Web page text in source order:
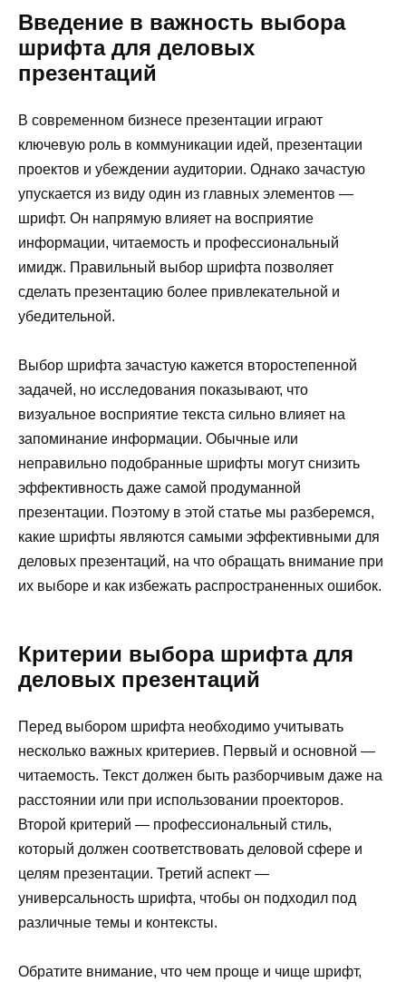
Введение в важность выбора
шрифта для деловых
презентаций
В современном бизнесе презентации играют
ключевую роль в коммуникации идей, презентации
проектов и убеждении аудитории. Однако зачастую
упускается из виду один из главных элементов —
шрифт. Он напрямую влияет на восприятие
информации, читаемость и профессиональный
имидж. Правильный выбор шрифта позволяет
сделать презентацию более привлекательной и
убедительной.
Выбор шрифта зачастую кажется второстепенной
задачей, но исследования показывают, что
визуальное восприятие текста сильно влияет на
запоминание информации. Обычные или
неправильно подобранные шрифты могут снизить
эффективность даже самой продуманной
презентации. Поэтому в этой статье мы разберемся,
какие шрифты являются самыми эффективными для
деловых презентаций, на что обращать внимание при
их выборе и как избежать распространенных ошибок.
Критерии выбора шрифта для
деловых презентаций
Перед выбором шрифта необходимо учитывать
несколько важных критериев. Первый и основной —
читаемость. Текст должен быть разборчивым даже на
расстоянии или при использовании проекторов.
Второй критерий — профессиональный стиль,
который должен соответствовать деловой сфере и
целям презентации. Третий аспект —
универсальность шрифта, чтобы он подходил под
различные темы и контексты.
Обратите внимание, что чем проще и чище шрифт,